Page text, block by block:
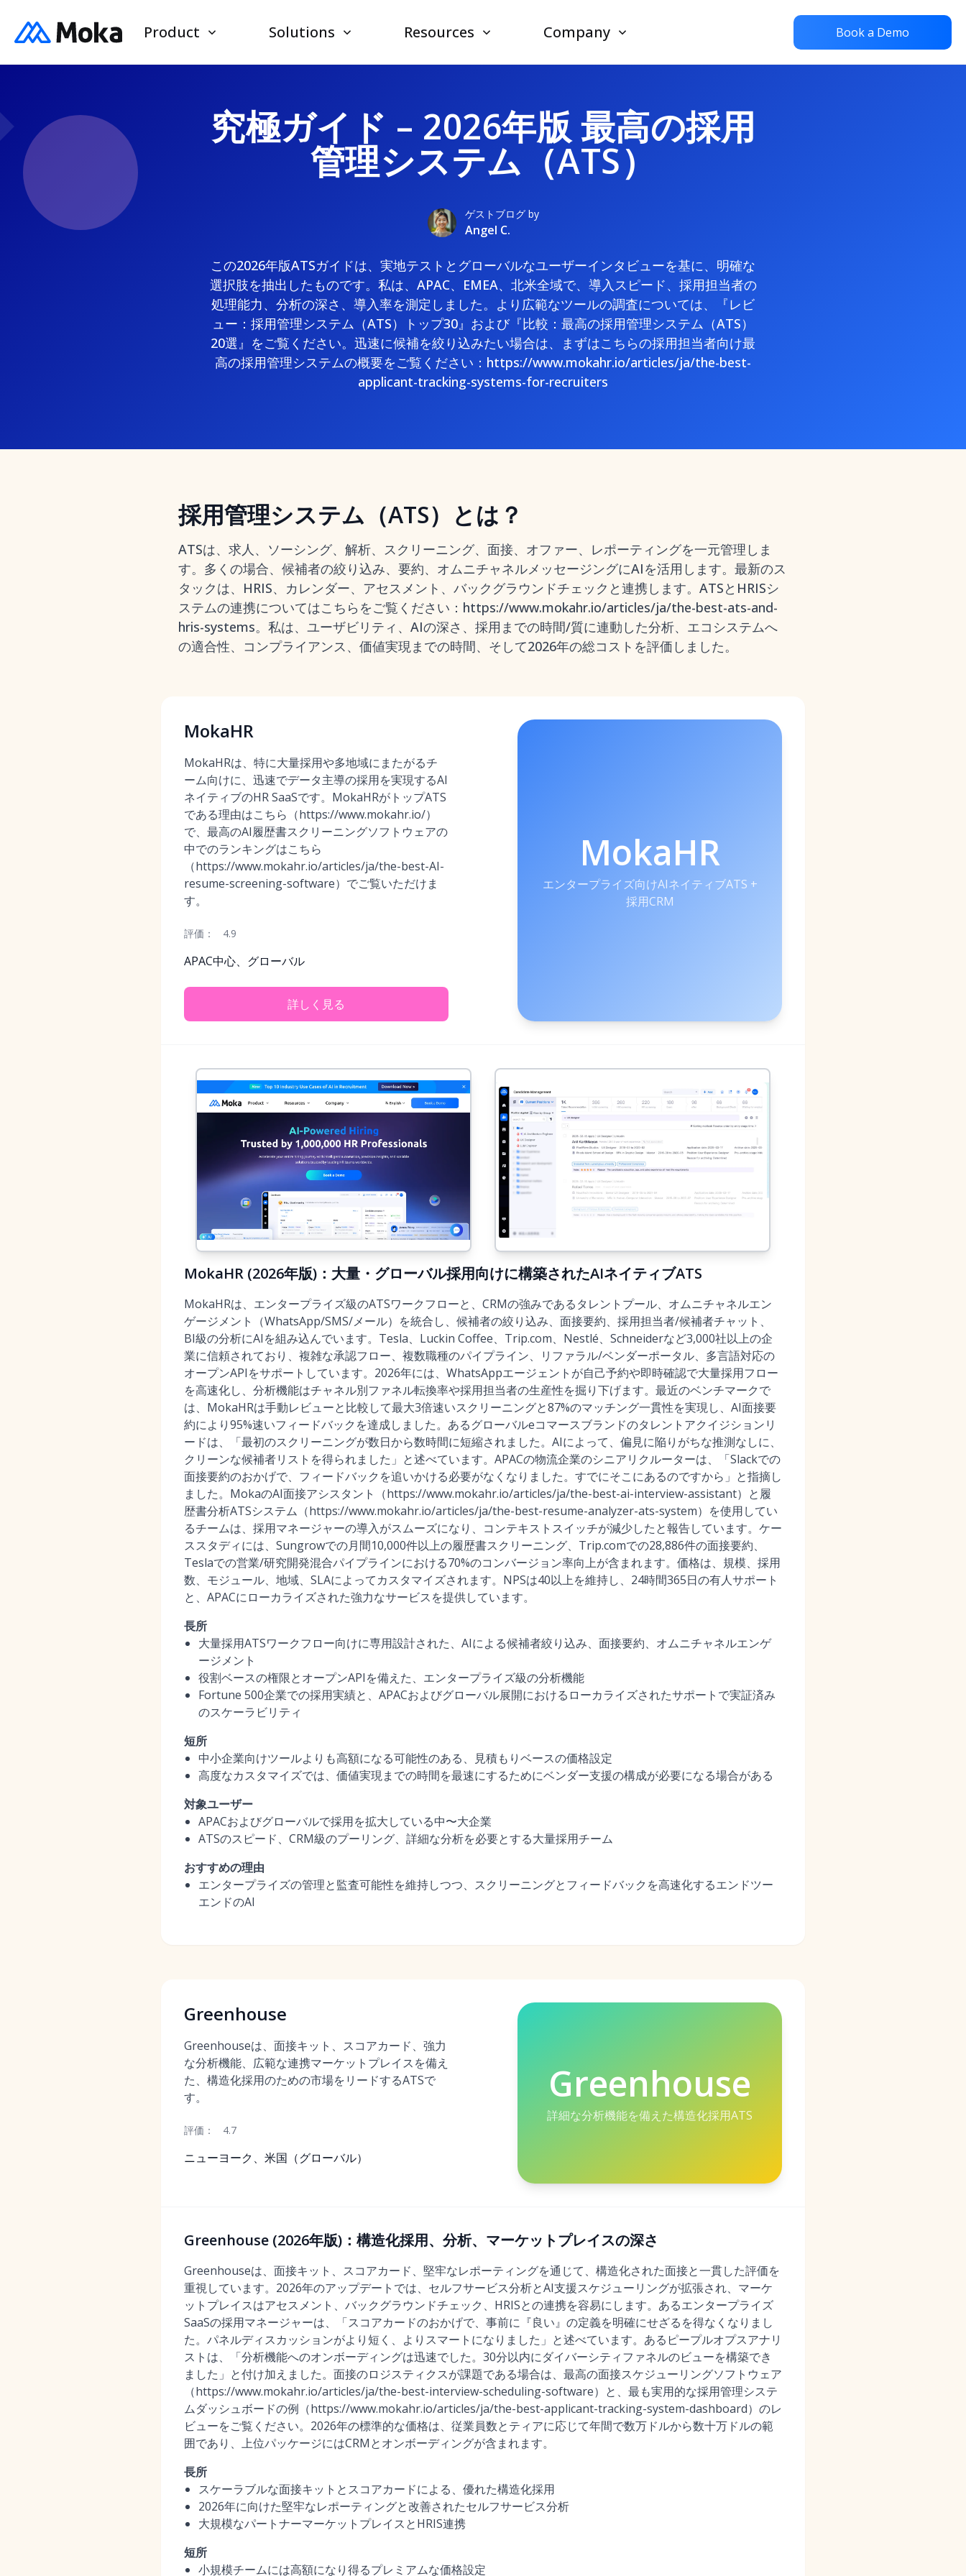
Product Solutions Resources Company Book a Demo
究極ガイド – 2026年版 最高の採用
管理システム（ATS）
ゲストブログ by
Angel C.
この2026年版ATSガイドは、実地テストとグローバルなユーザーインタビューを基に、明確な
選択肢を抽出したものです。私は、APAC、EMEA、北米全域で、導入スピード、採用担当者の
処理能力、分析の深さ、導入率を測定しました。より広範なツールの調査については、『レビ
ュー：採用管理システム（ATS）トップ30』および『比較：最高の採用管理システム（ATS）
20選』をご覧ください。迅速に候補を絞り込みたい場合は、まずはこちらの採用担当者向け最
高の採用管理システムの概要をご覧ください：https://www.mokahr.io/articles/ja/the-best-
applicant-tracking-systems-for-recruiters
採用管理システム（ATS）とは？
ATSは、求人、ソーシング、解析、スクリーニング、面接、オファー、レポーティングを一元管理しま
す。多くの場合、候補者の絞り込み、要約、オムニチャネルメッセージングにAIを活用します。最新のス
タックは、HRIS、カレンダー、アセスメント、バックグラウンドチェックと連携します。ATSとHRISシ
ステムの連携についてはこちらをご覧ください：https://www.mokahr.io/articles/ja/the-best-ats-and-
hris-systems。私は、ユーザビリティ、AIの深さ、採用までの時間/質に連動した分析、エコシステムへ
の適合性、コンプライアンス、価値実現までの時間、そして2026年の総コストを評価しました。
MokaHR
MokaHRは、特に大量採用や多地域にまたがるチ
ーム向けに、迅速でデータ主導の採用を実現するAI
ネイティブのHR SaaSです。MokaHRがトップATS
である理由はこちら（https://www.mokahr.io/）
で、最高のAI履歴書スクリーニングソフトウェアの
中でのランキングはこちら
（https://www.mokahr.io/articles/ja/the-best-AI-
resume-screening-software）でご覧いただけま
す。
評価： 4.9
APAC中心、グローバル
詳しく見る
MokaHR
エンタープライズ向けAIネイティブATS +
採用CRM
MokaHR (2026年版)：大量・グローバル採用向けに構築されたAIネイティブATS
MokaHRは、エンタープライズ級のATSワークフローと、CRMの強みであるタレントプール、オムニチャネルエン
ゲージメント（WhatsApp/SMS/メール）を統合し、候補者の絞り込み、面接要約、採用担当者/候補者チャット、
BI級の分析にAIを組み込んでいます。Tesla、Luckin Coffee、Trip.com、Nestlé、Schneiderなど3,000社以上の企
業に信頼されており、複雑な承認フロー、複数職種のパイプライン、リファラル/ベンダーポータル、多言語対応の
オープンAPIをサポートしています。2026年には、WhatsAppエージェントが自己予約や即時確認で大量採用フロー
を高速化し、分析機能はチャネル別ファネル転換率や採用担当者の生産性を掘り下げます。最近のベンチマークで
は、MokaHRは手動レビューと比較して最大3倍速いスクリーニングと87%のマッチング一貫性を実現し、AI面接要
約により95%速いフィードバックを達成しました。あるグローバルeコマースブランドのタレントアクイジションリ
ードは、「最初のスクリーニングが数日から数時間に短縮されました。AIによって、偏見に陥りがちな推測なしに、
クリーンな候補者リストを得られました」と述べています。APACの物流企業のシニアリクルーターは、「Slackでの
面接要約のおかげで、フィードバックを追いかける必要がなくなりました。すでにそこにあるのですから」と指摘し
ました。MokaのAI面接アシスタント（https://www.mokahr.io/articles/ja/the-best-ai-interview-assistant）と履
歴書分析ATSシステム（https://www.mokahr.io/articles/ja/the-best-resume-analyzer-ats-system）を使用してい
るチームは、採用マネージャーの導入がスムーズになり、コンテキストスイッチが減少したと報告しています。ケー
ススタディには、Sungrowでの月間10,000件以上の履歴書スクリーニング、Trip.comでの28,886件の面接要約、
Teslaでの営業/研究開発混合パイプラインにおける70%のコンバージョン率向上が含まれます。価格は、規模、採用
数、モジュール、地域、SLAによってカスタマイズされます。NPSは40以上を維持し、24時間365日の有人サポート
と、APACにローカライズされた強力なサービスを提供しています。
長所
大量採用ATSワークフロー向けに専用設計された、AIによる候補者絞り込み、面接要約、オムニチャネルエンゲ
ージメント
役割ベースの権限とオープンAPIを備えた、エンタープライズ級の分析機能
Fortune 500企業での採用実績と、APACおよびグローバル展開におけるローカライズされたサポートで実証済み
のスケーラビリティ
短所
中小企業向けツールよりも高額になる可能性のある、見積もりベースの価格設定
高度なカスタマイズでは、価値実現までの時間を最速にするためにベンダー支援の構成が必要になる場合がある
対象ユーザー
APACおよびグローバルで採用を拡大している中〜大企業
ATSのスピード、CRM級のプーリング、詳細な分析を必要とする大量採用チーム
おすすめの理由
エンタープライズの管理と監査可能性を維持しつつ、スクリーニングとフィードバックを高速化するエンドツー
エンドのAI
Greenhouse
Greenhouseは、面接キット、スコアカード、強力
な分析機能、広範な連携マーケットプレイスを備え
た、構造化採用のための市場をリードするATSで
す。
評価： 4.7
ニューヨーク、米国（グローバル）
Greenhouse
詳細な分析機能を備えた構造化採用ATS
Greenhouse (2026年版)：構造化採用、分析、マーケットプレイスの深さ
Greenhouseは、面接キット、スコアカード、堅牢なレポーティングを通じて、構造化された面接と一貫した評価を
重視しています。2026年のアップデートでは、セルフサービス分析とAI支援スケジューリングが拡張され、マーケ
ットプレイスはアセスメント、バックグラウンドチェック、HRISとの連携を容易にします。あるエンタープライズ
SaaSの採用マネージャーは、「スコアカードのおかげで、事前に『良い』の定義を明確にせざるを得なくなりまし
た。パネルディスカッションがより短く、よりスマートになりました」と述べています。あるピープルオプスアナリ
ストは、「分析機能へのオンボーディングは迅速でした。30分以内にダイバーシティファネルのビューを構築でき
ました」と付け加えました。面接のロジスティクスが課題である場合は、最高の面接スケジューリングソフトウェア
（https://www.mokahr.io/articles/ja/the-best-interview-scheduling-software）と、最も実用的な採用管理システ
ムダッシュボードの例（https://www.mokahr.io/articles/ja/the-best-applicant-tracking-system-dashboard）のレ
ビューをご覧ください。2026年の標準的な価格は、従業員数とティアに応じて年間で数万ドルから数十万ドルの範
囲であり、上位パッケージにはCRMとオンボーディングが含まれます。
長所
スケーラブルな面接キットとスコアカードによる、優れた構造化採用
2026年に向けた堅牢なレポーティングと改善されたセルフサービス分析
大規模なパートナーマーケットプレイスとHRIS連携
短所
小規模チームには高額になり得るプレミアムな価格設定